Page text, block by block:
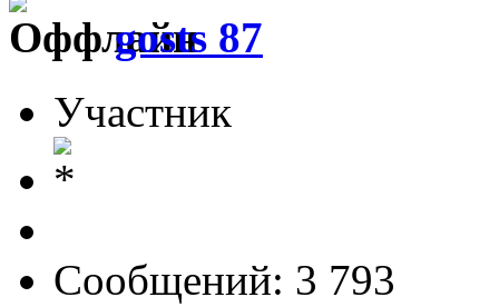
gosts 87
Участник
Сообщений: 3 793